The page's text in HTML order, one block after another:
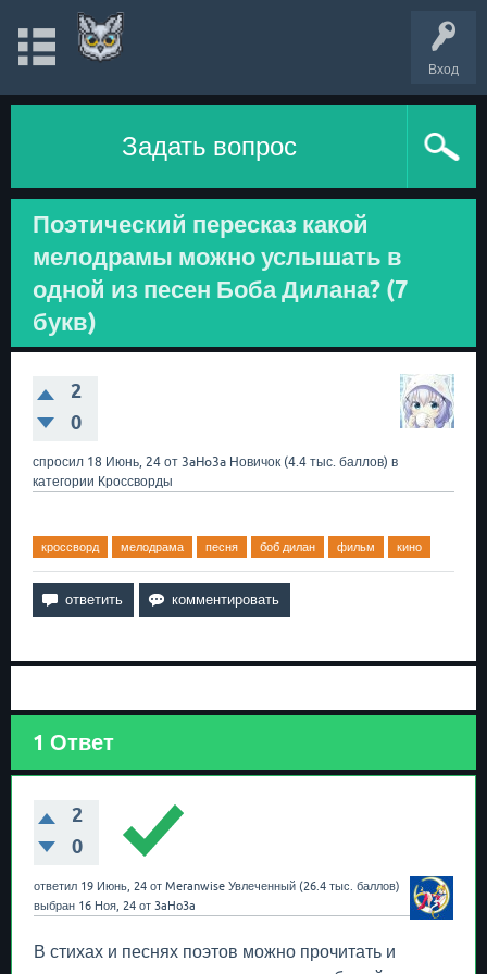
Вход
Задать вопрос
Поэтический пересказ какой
мелодрамы можно услышать в
одной из песен Боба Дилана? (7
букв)
2
0
спросил 18 Июнь, 24 от 3aHo3a Новичок (4.4 тыс. баллов) в
категории Кроссворды
кроссворд мелодрама песня боб дилан фильм кино
1 Ответ
2
0
ответил 19 Июнь, 24 от Meranwise Увлеченный (26.4 тыс. баллов)
выбран 16 Ноя, 24 от 3aHo3a
В стихах и песнях поэтов можно прочитать и